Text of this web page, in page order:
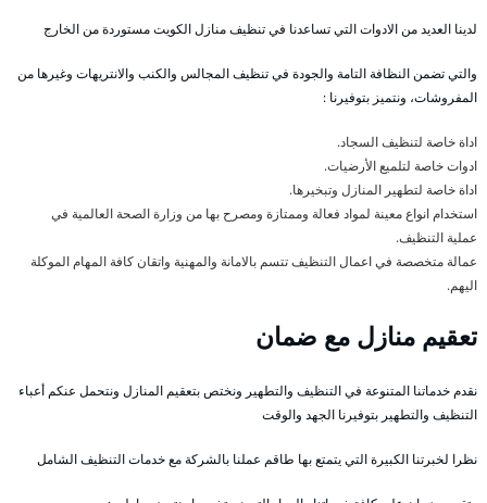
لدينا العديد من الادوات التي تساعدنا في تنظيف منازل الكويت مستوردة من الخارج
والتي تضمن النظافة التامة والجودة في تنظيف المجالس والكنب والانتريهات وغيرها من
المفروشات، ونتميز بتوفيرنا :
اداة خاصة لتنظيف السجاد.
ادوات خاصة لتلميع الأرضيات.
اداة خاصة لتطهير المنازل وتبخيرها.
استخدام انواع معينة لمواد فعالة وممتازة ومصرح بها من وزارة الصحة العالمية في
عملية التنظيف.
عمالة متخصصة في اعمال التنظيف تتسم بالامانة والمهنية واتقان كافة المهام الموكلة
اليهم.
تعقيم منازل مع ضمان
نقدم خدماتنا المتنوعة في التنظيف والتطهير ونختص بتعقيم المنازل ونتحمل عنكم أعباء
التنظيف والتطهير بتوفيرنا الجهد والوقت
نظرا لخبرتنا الكبيرة التي يتمتع بها طاقم عملنا بالشركة مع خدمات التنظيف الشامل